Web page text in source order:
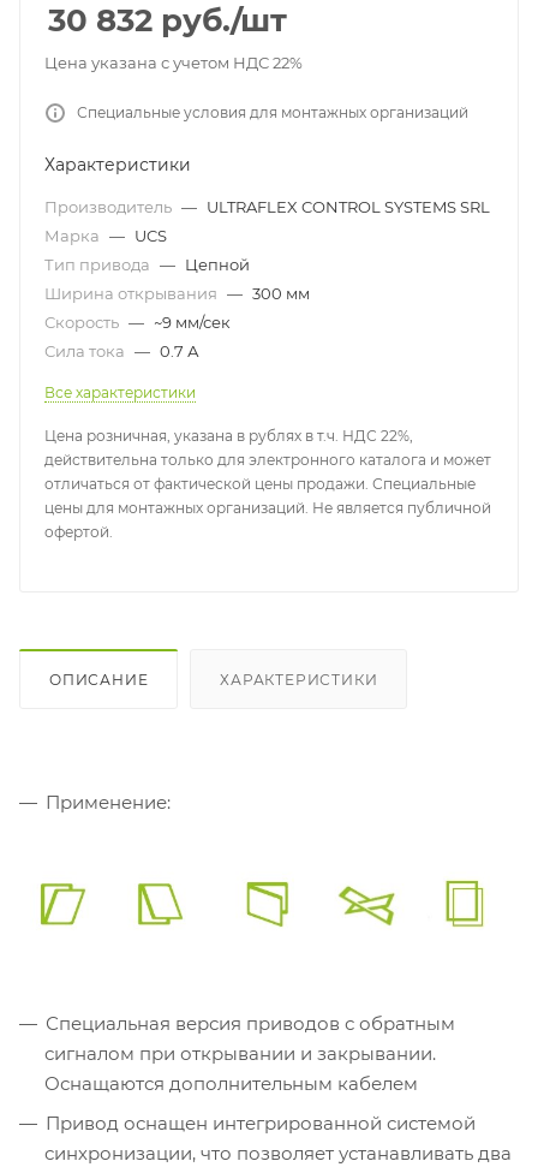
30 832 руб./шт
Цена указана с учетом НДС 22%
Специальные условия для монтажных организаций
Характеристики
Производитель — ULTRAFLEX CONTROL SYSTEMS SRL
Марка — UCS
Тип привода — Цепной
Ширина открывания — 300 мм
Скорость — ~9 мм/сек
Сила тока — 0.7 А
Все характеристики
Цена розничная, указана в рублях в т.ч. НДС 22%,
действительна только для электронного каталога и может
отличаться от фактической цены продажи. Специальные
цены для монтажных организаций. Не является публичной
офертой.
ОПИСАНИЕ ХАРАКТЕРИСТИКИ
Применение:
Специальная версия приводов с обратным
сигналом при открывании и закрывании.
Оснащаются дополнительным кабелем
Привод оснащен интегрированной системой
синхронизации, что позволяет устанавливать два